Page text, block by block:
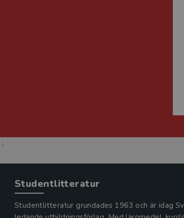
;
Studentlitteratur
Studentlitteratur grundades 1963 och är idag